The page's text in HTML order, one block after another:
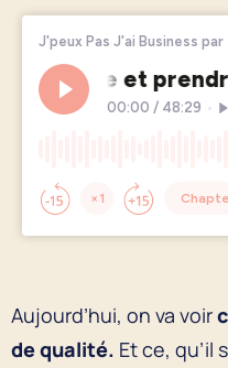
Aujourd’hui, on va voir
de qualité. Et ce, qu’il